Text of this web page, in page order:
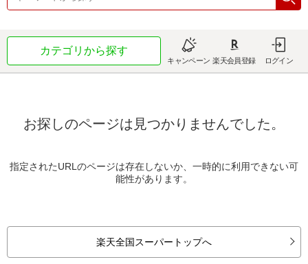
カテゴリから探す
キャンペーン 楽天会員登録 ログイン
お探しのページは見つかりませんでした。
指定されたURLのページは存在しないか、一時的に利用できない可
能性があります。
楽天全国スーパートップへ